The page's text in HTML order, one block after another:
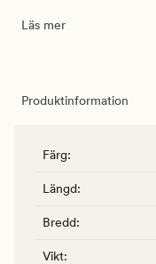
Läs mer
Produktinformation
Färg:
Längd:
Bredd:
Vikt: